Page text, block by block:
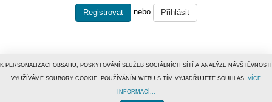
Registrovat nebo Přihlásit
Tiscali Media, a.s.ISSN 1801-5131
K PERSONALIZACI OBSAHU, POSKYTOVÁNÍ SLUŽEB SOCIÁLNÍCH SÍTÍ A ANALÝZE NÁVŠTĚVNOSTI
VYUŽÍVÁME SOUBORY COOKIE. POUŽÍVÁNÍM WEBU S TÍM VYJADŘUJETE SOUHLAS. VÍCE
INFORMACÍ...